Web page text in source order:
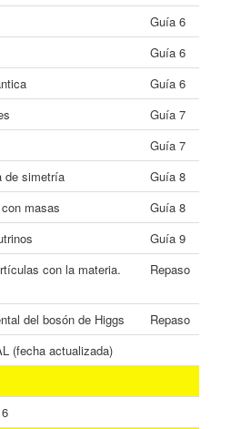
Guía 6
Guía 6
Guía 6
Guía 7
Guía 7
de simetría
Guía 8
masas
Guía 8
Guía 9
con la materia.
Repaso
del bosón de Higgs
Repaso
(fecha actualizada)